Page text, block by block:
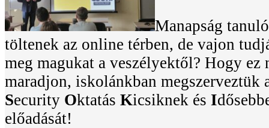
Manapság
töltenek az online térben, de vajon
meg magukat a veszélyektől? Hogy ez
maradjon, iskolánkban megszerveztük
Security Oktatás Kicsiknek és I
előadását!